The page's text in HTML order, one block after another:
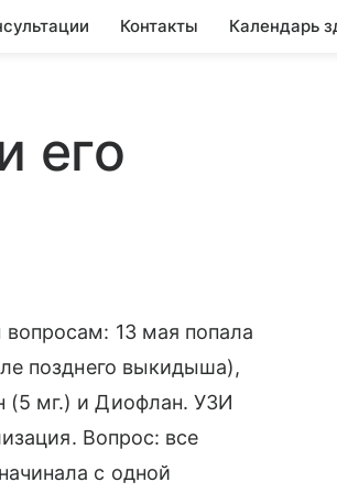
Контакты Календарь
его
13 мая попала
позднего выкидыша),
мг.) и Диофлан. УЗИ
Вопрос: все
с одной